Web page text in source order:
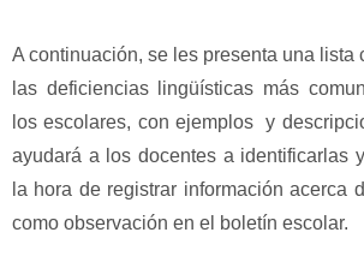
A continuación, se les presenta una lista
las deficiencias lingüísticas más
los escolares, con ejemplos y
ayudará a los docentes a identificarlas
la hora de registrar información acerca
como observación en el boletín escolar.